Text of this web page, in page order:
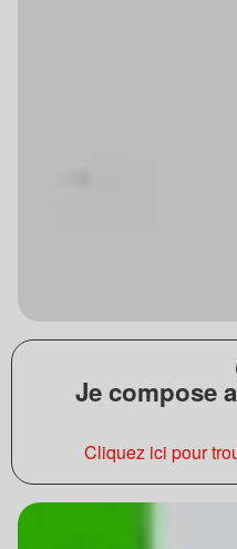
Je compose
Cliquez ici pour